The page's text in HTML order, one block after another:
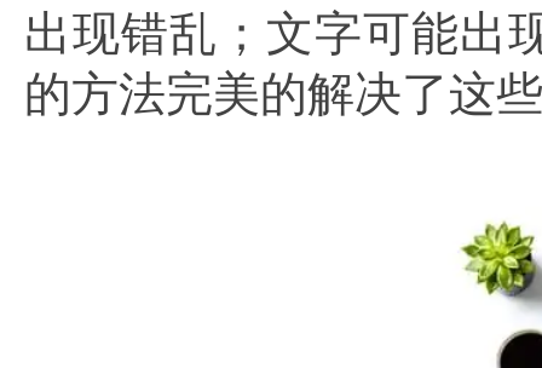
出现错乱；文字可能出
的方法完美的解决了这